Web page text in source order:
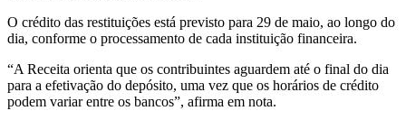
O crédito das restituições está previsto para 29 de maio, ao longo do
dia, conforme o processamento de cada instituição financeira.
“A Receita orienta que os contribuintes aguardem até o final do dia
para a efetivação do depósito, uma vez que os horários de crédito
podem variar entre os bancos”, afirma em nota.